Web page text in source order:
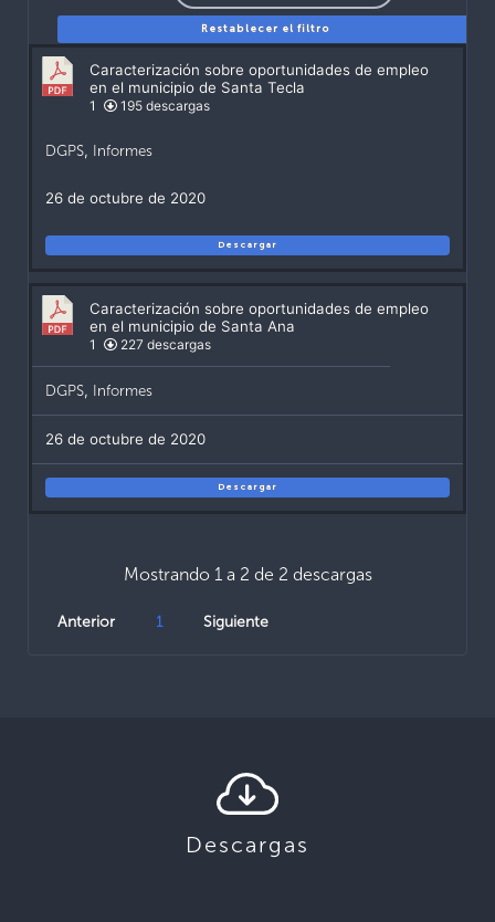
Restablecer el filtro
Caracterización sobre oportunidades de empleo
en el municipio de Santa Tecla
1 195 descargas
DGPS, Informes
26 de octubre de 2020
Descargar
Caracterización sobre oportunidades de empleo
en el municipio de Santa Ana
1 227 descargas
DGPS, Informes
26 de octubre de 2020
Descargar
Mostrando 1 a 2 de 2 descargas
Anterior 1 Siguiente
Descargas